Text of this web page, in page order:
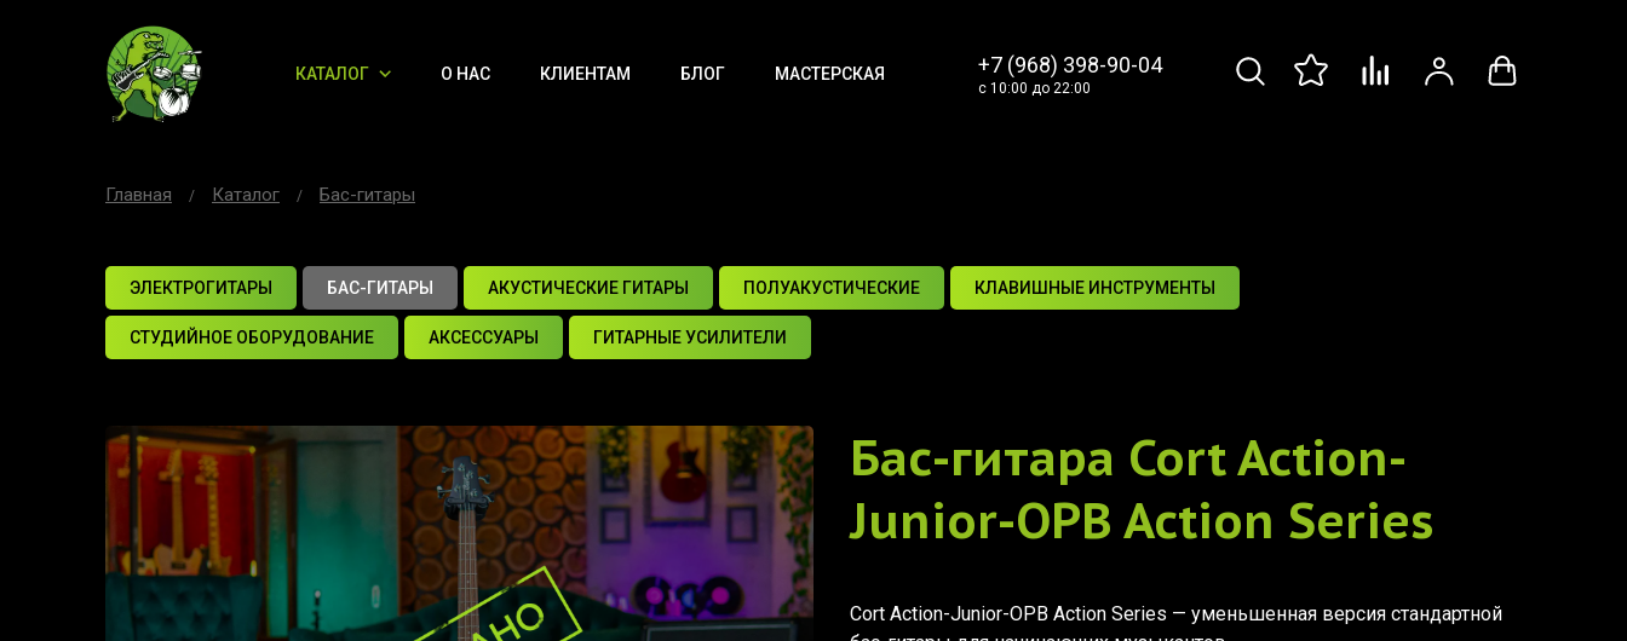
КАТАЛОГ О НАС КЛИЕНТАМ БЛОГ МАСТЕРСКАЯ +7 (968) 398-90-04
с 10:00 до 22:00
Главная Каталог Бас-гитары
ЭЛЕКТРОГИТАРЫ БАС-ГИТАРЫ АКУСТИЧЕСКИЕ ГИТАРЫ ПОЛУАКУСТИЧЕСКИЕ КЛАВИШНЫЕ ИНСТРУМЕНТЫ
СТУДИЙНОЕ ОБОРУДОВАНИЕ АКСЕССУАРЫ ГИТАРНЫЕ УСИЛИТЕЛИ
Бас-гитара Cort Action-
Junior-OPB Action Series
Cort Action-Junior-OPB Action Series — уменьшенная версия стандартной